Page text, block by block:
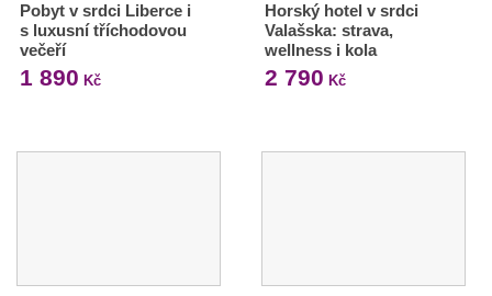
Pobyt v srdci Liberce i
s luxusní tříchodovou
večeří
1 890 Kč
Horský hotel v srdci
Valašska: strava,
wellness i kola
2 790 Kč